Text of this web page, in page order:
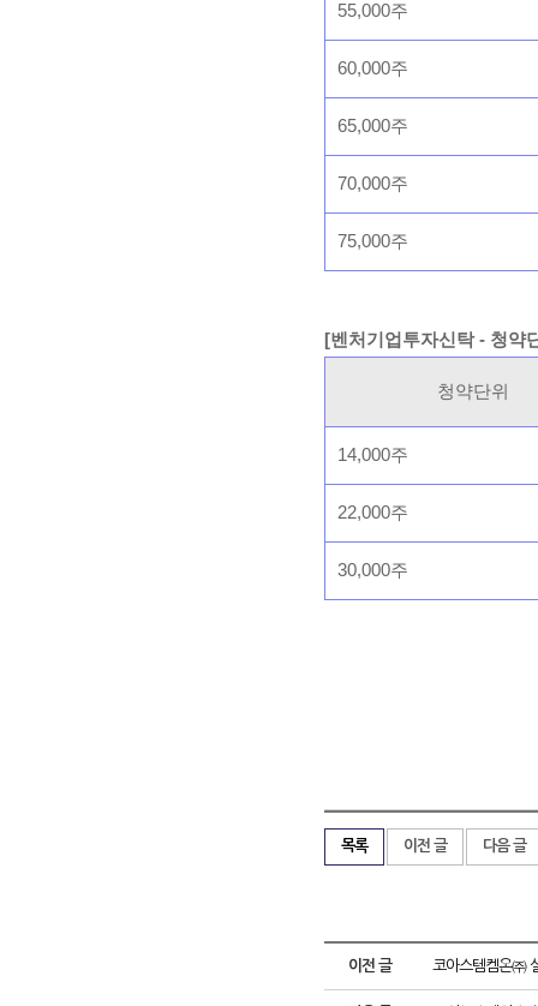
55,000주
60,000주
65,000주
70,000주
75,000주
[벤처기업투자신탁 - 청약
청약단위
14,000주
22,000주
30,000주
목록 이전 글 다음 글
이전 글 코아스템켐온㈜